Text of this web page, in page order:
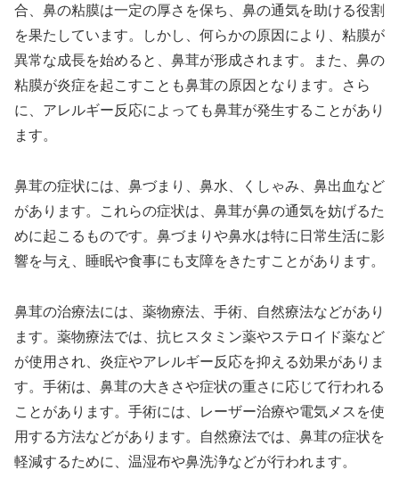
合、鼻の粘膜は一定の厚さを保ち、鼻の通気を助ける役割
を果たしています。しかし、何らかの原因により、粘膜が
異常な成長を始めると、鼻茸が形成されます。また、鼻の
粘膜が炎症を起こすことも鼻茸の原因となります。さら
に、アレルギー反応によっても鼻茸が発生することがあり
ます。
鼻茸の症状には、鼻づまり、鼻水、くしゃみ、鼻出血など
があります。これらの症状は、鼻茸が鼻の通気を妨げるた
めに起こるものです。鼻づまりや鼻水は特に日常生活に影
響を与え、睡眠や食事にも支障をきたすことがあります。
鼻茸の治療法には、薬物療法、手術、自然療法などがあり
ます。薬物療法では、抗ヒスタミン薬やステロイド薬など
が使用され、炎症やアレルギー反応を抑える効果がありま
す。手術は、鼻茸の大きさや症状の重さに応じて行われる
ことがあります。手術には、レーザー治療や電気メスを使
用する方法などがあります。自然療法では、鼻茸の症状を
軽減するために、温湿布や鼻洗浄などが行われます。